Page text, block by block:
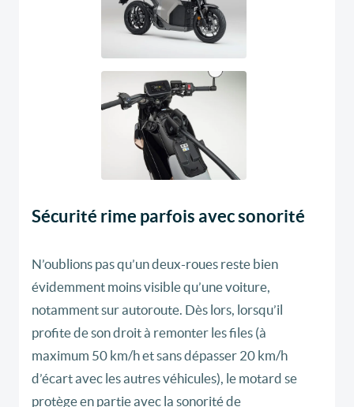
Sécurité rime parfois avec sonorité
N’oublions pas qu’un deux-roues reste bien
évidemment moins visible qu’une voiture,
notamment sur autoroute. Dès lors, lorsqu’il
profite de son droit à remonter les files (à
maximum 50 km/h et sans dépasser 20 km/h
d’écart avec les autres véhicules), le motard se
protège en partie avec la sonorité de